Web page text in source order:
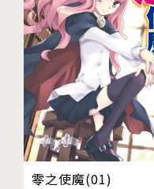
零之使魔(01)